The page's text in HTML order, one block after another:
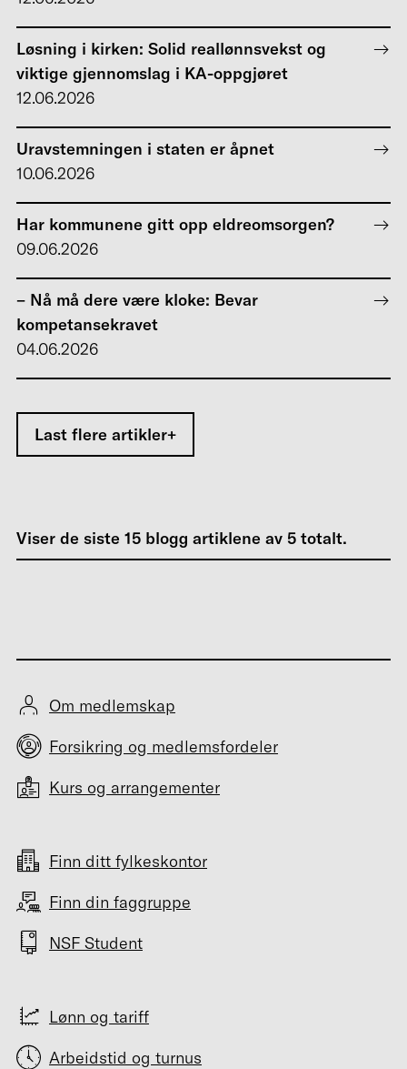
Løsning i kirken: Solid reallønnsvekst og
viktige gjennomslag i KA-oppgjøret
12.06.2026
Uravstemningen i staten er åpnet
10.06.2026
Har kommunene gitt opp eldreomsorgen?
09.06.2026
– Nå må dere være kloke: Bevar
kompetansekravet
04.06.2026
Last flere artikler
Viser de siste 15 blogg artiklene av 5 totalt.
Om medlemskap
Forsikring og medlemsfordeler
Kurs og arrangementer
Finn ditt fylkeskontor
Finn din faggruppe
NSF Student
Lønn og tariff
Arbeidstid og turnus